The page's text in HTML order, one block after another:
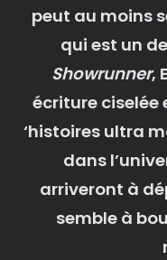
peut au moins
qui est un
Showrunner,
écriture ciselée
‘histoires ultra
dans
arriveront à
semble à